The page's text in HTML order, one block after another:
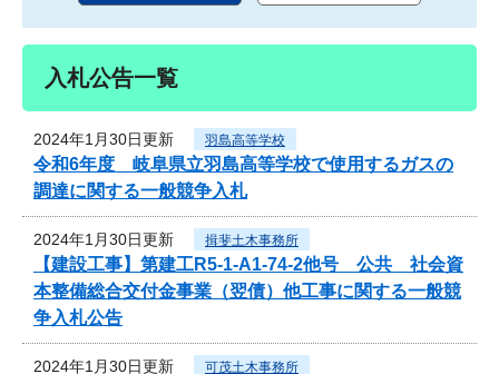
入札公告一覧
2024年1月30日更新 羽島高等学校
令和6年度 岐阜県立羽島高等学校で使用するガスの
調達に関する一般競争入札
2024年1月30日更新 揖斐土木事務所
【建設工事】第建工R5-1-A1-74-2他号 公共 社会資
本整備総合交付金事業（翌債）他工事に関する一般競
争入札公告
2024年1月30日更新 可茂土木事務所